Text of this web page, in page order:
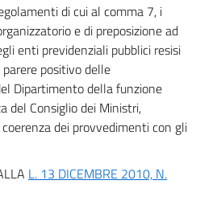
di cui al comma 7, i
e di preposizione ad
enti previdenziali pubblici resisi
positivo delle
Dipartimento della funzione
del Consiglio dei Ministri,
dei provvedimenti con gli
L. 13 DICEMBRE 2010, N.